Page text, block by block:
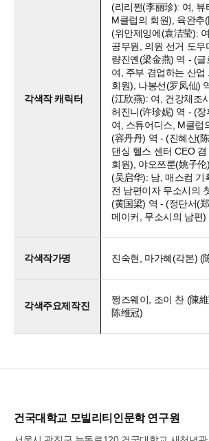
각색작 캐릭터
(리리쩐(李丽珍): 여, 뷰
M클럽의 회원), 육완추
(위안제잉에(袁洁莹):
공무원, 의원 선거 도우
량진옌(梁金燕) 역 - (
여, 주부 겸업하는 산업
회원), 나봉선(罗凤仙)
(江欣燕): 여, 건강체조
허진니(许珍妮) 역 - (
여, 스튜어디스, M클럽
(容丹丹) 역 - (진혜산(
댄싱 헬스 센터 CEO
회원), 야오쯔룬(姚子
(吴启华): 남, 매스컴 기
전 남편이자 무소시의
(黄国梁) 역 - (정단서(
메이커, 무소시의 남편)
각색작가명 진숙현, 마가혜(각본) (
각색주요제작진
쩡즈웨이, 조이 찬 (陳
陈维冠)
건국대학교 모빌리티인문학 연구원